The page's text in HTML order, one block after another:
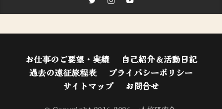
お仕事のご要望・実績
自己紹介＆活動日記
過去の遠征旅程表
プライバシーポリシー
サイトマップ
お問合せ